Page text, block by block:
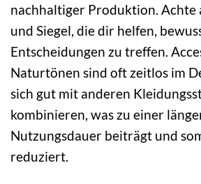
nachhaltiger Produktion.
und Siegel, die dir helfen,
Entscheidungen zu treffen.
Naturtönen sind oft zeitlos im
sich gut mit anderen
kombinieren, was zu einer
Nutzungsdauer beiträgt und
reduziert.